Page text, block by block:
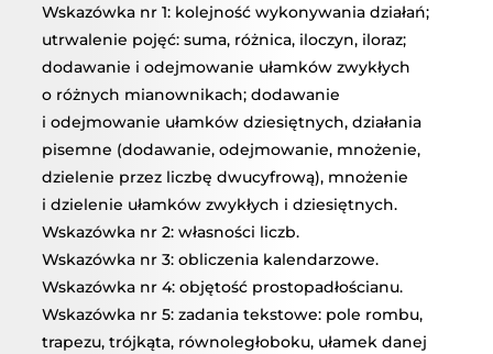
Wskazówka nr 1: kolejność wykonywania działań;
utrwalenie pojęć: suma, różnica, iloczyn, iloraz;
dodawanie i odejmowanie ułamków zwykłych
o różnych mianownikach; dodawanie
i odejmowanie ułamków dziesiętnych, działania
pisemne (dodawanie, odejmowanie, mnożenie,
dzielenie przez liczbę dwucyfrową), mnożenie
i dzielenie ułamków zwykłych i dziesiętnych.
Wskazówka nr 2: własności liczb.
Wskazówka nr 3: obliczenia kalendarzowe.
Wskazówka nr 4: objętość prostopadłościanu.
Wskazówka nr 5: zadania tekstowe: pole rombu,
trapezu, trójkąta, równoległoboku, ułamek danej